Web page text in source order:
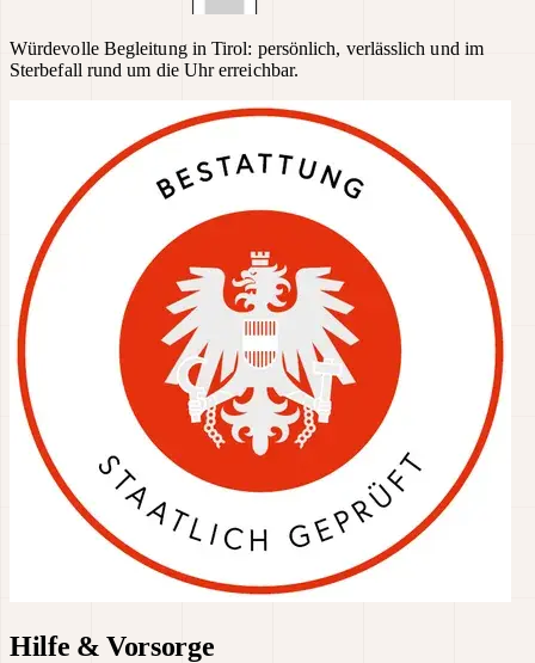
Würdevolle Begleitung in Tirol: persönlich, verlässlich und im
Sterbefall rund um die Uhr erreichbar.
Hilfe & Vorsorge